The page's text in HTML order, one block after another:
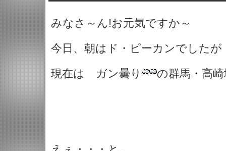
みなさ～ん!お元気ですか～
今日、朝はド・ピーカンでしたが
現在は ガン曇り
の群馬・高